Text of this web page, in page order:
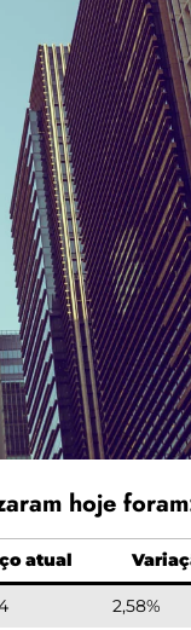
hoje
atual
2,58%